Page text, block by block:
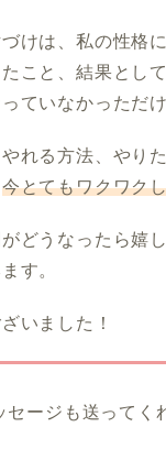
けは、私の性格
こと、結果とし
ていなかっただけ
れる方法、やり
今とてもワクワク
どうなったら嬉
す。
いました！
ージも送ってく